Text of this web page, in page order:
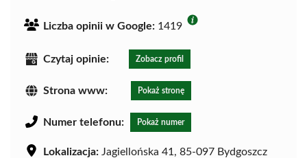
Liczba opinii w Google: 1419
Czytaj opinie: Zobacz profil
Strona www: Pokaż stronę
Numer telefonu: Pokaż numer
Lokalizacja: Jagiellońska 41, 85-097 Bydgoszcz